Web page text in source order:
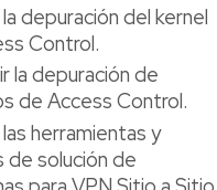
depuración del kernel
Control.
la depuración de
de Access Control.
herramientas y
de solución de